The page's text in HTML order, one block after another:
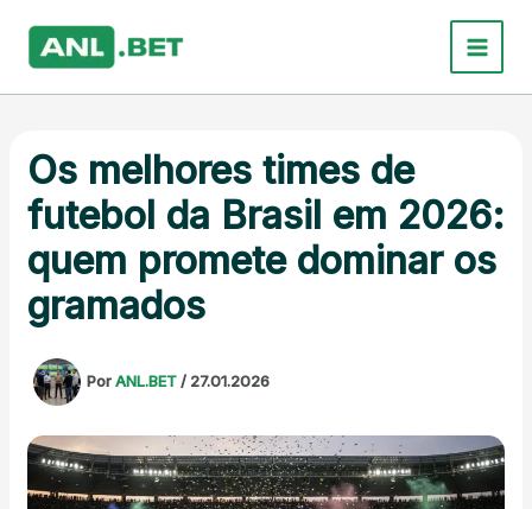
conteúdo
Os melhores times de
futebol da Brasil em 2026:
quem promete dominar os
gramados
PorANL.BET/ 27.01.2026